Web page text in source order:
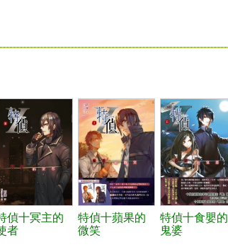
偵十冥主的
者
特偵十蘋果的
微笑
特偵十食嬰的
鬼婆